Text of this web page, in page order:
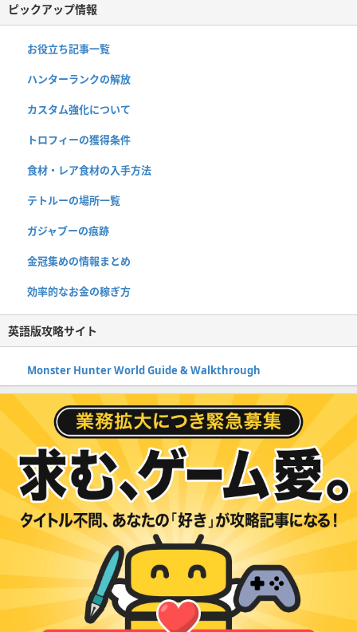
ピックアップ情報
お役立ち記事一覧
ハンターランクの解放
カスタム強化について
トロフィーの獲得条件
食材・レア食材の入手方法
テトルーの場所一覧
ガジャブーの痕跡
金冠集めの情報まとめ
効率的なお金の稼ぎ方
英語版攻略サイト
Monster Hunter World Guide & Walkthrough